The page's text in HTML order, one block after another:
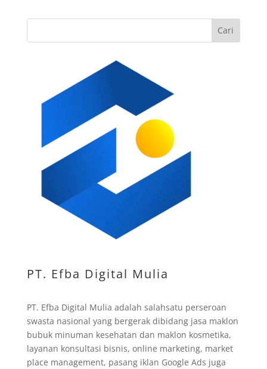
Cari
PT. Efba Digital Mulia
PT. Efba Digital Mulia adalah salahsatu perseroan
swasta nasional yang bergerak dibidang jasa maklon
bubuk minuman kesehatan dan maklon kosmetika,
layanan konsultasi bisnis, online marketing, market
place management, pasang iklan Google Ads juga